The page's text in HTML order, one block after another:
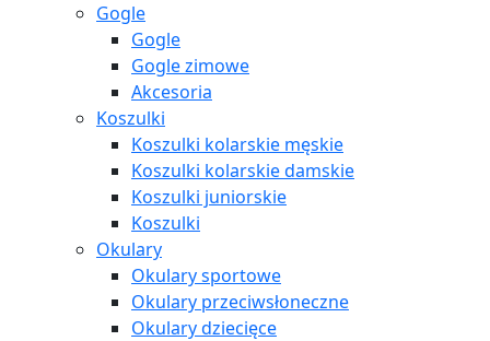
Gogle
Gogle
Gogle zimowe
Akcesoria
Koszulki
Koszulki kolarskie męskie
Koszulki kolarskie damskie
Koszulki juniorskie
Koszulki
Okulary
Okulary sportowe
Okulary przeciwsłoneczne
Okulary dziecięce